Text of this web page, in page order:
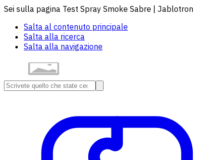
Sei sulla pagina Test Spray Smoke Sabre | Jablotron
Salta al contenuto principale
Salta alla ricerca
Salta alla navigazione